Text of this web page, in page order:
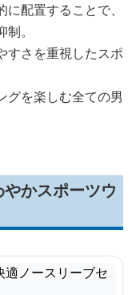
配置することで、
。
すさを重視したスポ
グを楽しむ全ての男
かスポーツウ